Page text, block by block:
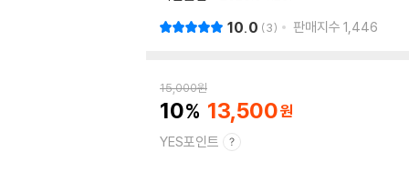
10.0 3 판매지수 1,446
15,000원
10 13,500
YES포인트